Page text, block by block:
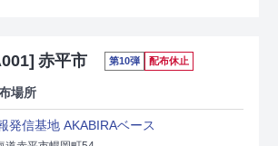
赤平市 第10弾 配布休止
場所
発信基地 AKABIRAベース